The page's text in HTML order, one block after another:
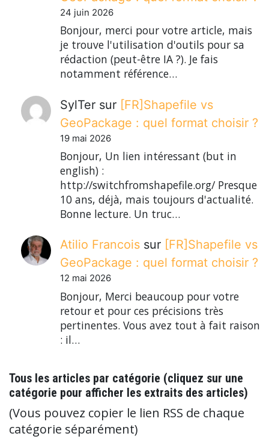
24 juin 2026
Bonjour, merci pour votre article, mais
je trouve l'utilisation d'outils pour sa
rédaction (peut-être IA ?). Je fais
notamment référence…
SylTer sur [FR]Shapefile vs
GeoPackage : quel format choisir ?
19 mai 2026
Bonjour, Un lien intéressant (but in
english) :
http://switchfromshapefile.org/ Presque
10 ans, déjà, mais toujours d'actualité.
Bonne lecture. Un truc…
Atilio Francois sur
[FR]Shapefile vs
GeoPackage : quel format choisir ?
12 mai 2026
Bonjour, Merci beaucoup pour votre
retour et pour ces précisions très
pertinentes. Vous avez tout à fait raison
: il…
Tous les articles par catégorie (cliquez sur une
catégorie pour afficher les extraits des articles)
(Vous pouvez copier le lien RSS de chaque
catégorie séparément)